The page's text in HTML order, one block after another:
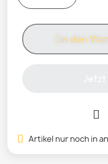
in den
Artikel nur noch in